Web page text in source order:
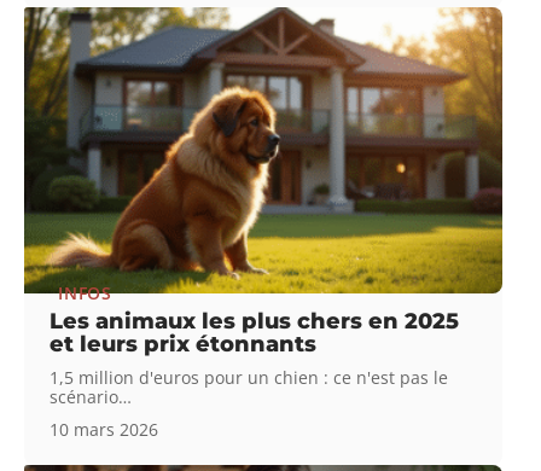
INFOS
Les animaux les plus chers en 2025
et leurs prix étonnants
1,5 million d'euros pour un chien : ce n'est pas le
scénario…
10 mars 2026